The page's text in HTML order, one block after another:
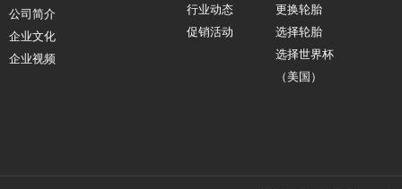
公司简介
企业文化
企业视频
行业动态
促销活动
更换轮胎
选择轮胎
选择世界杯
（美国）